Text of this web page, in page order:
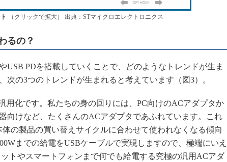
（クリックで拡大） 出典：STマイクロエレクトロニクス
るの？
USB PDを搭載していくことで、どのようなトレンドが生ま
次の3つのトレンドが生まれると考えています（図3）。
用化です。私たちの身の回りには、PC向けのACアダプタか
向けなど、たくさんのACアダプタであふれています。これ
の製品の買い替えサイクルに合わせて使われなくなる傾向
までの給電をUSBケーブルで実現しますので、極端にいえ
トやスマートフォンまで何でも給電する究極の汎用ACアダ